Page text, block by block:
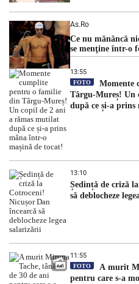
As.ro
Ce nu mănâncă
se menţine într-o
13:55
FOTO
Momente
Târgu-Mureș! Un
după ce și-a
13:10
Ședință de criză
să deblocheze
11:55
FOTO
A murit
pentru care s-a